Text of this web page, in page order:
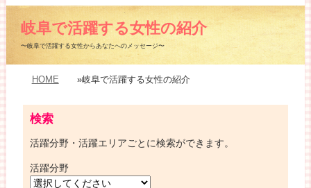
岐阜で活躍する女性の紹介
〜岐阜で活躍する女性からあなたへのメッセージ〜
HOME »岐阜で活躍する女性の紹介
検索
活躍分野・活躍エリアごとに検索ができます。
活躍分野